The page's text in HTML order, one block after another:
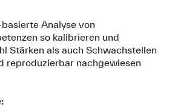
Analyse von
so kalibrieren und
Stärken als auch Schwachstellen
reproduzierbar nachgewiesen